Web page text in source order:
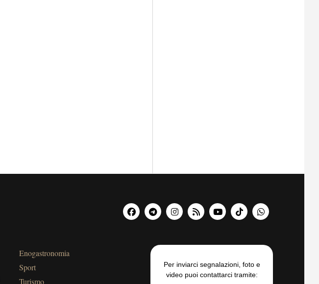
Enogastronomia
Sport
Turismo
Per inviarci segnalazioni, foto e
video puoi contattarci tramite: